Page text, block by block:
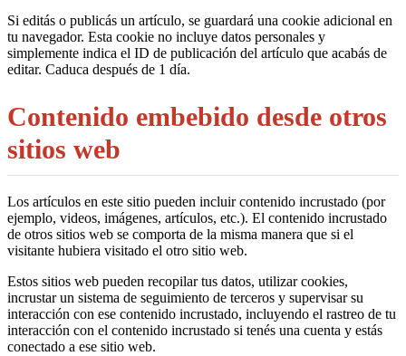
Si editás o publicás un artículo, se guardará una cookie adicional en
tu navegador. Esta cookie no incluye datos personales y
simplemente indica el ID de publicación del artículo que acabás de
editar. Caduca después de 1 día.
Contenido embebido desde otros
sitios web
Los artículos en este sitio pueden incluir contenido incrustado (por
ejemplo, videos, imágenes, artículos, etc.). El contenido incrustado
de otros sitios web se comporta de la misma manera que si el
visitante hubiera visitado el otro sitio web.
Estos sitios web pueden recopilar tus datos, utilizar cookies,
incrustar un sistema de seguimiento de terceros y supervisar su
interacción con ese contenido incrustado, incluyendo el rastreo de tu
interacción con el contenido incrustado si tenés una cuenta y estás
conectado a ese sitio web.